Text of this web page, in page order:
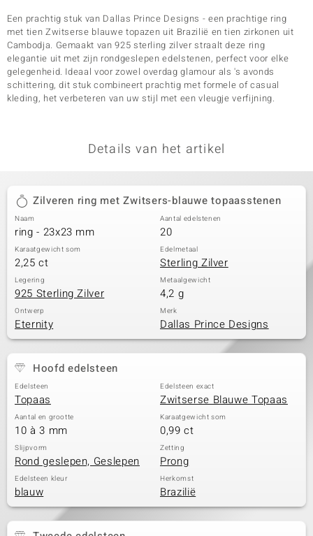
Een prachtig stuk van Dallas Prince Designs - een prachtige ring
met tien Zwitserse blauwe topazen uit Brazilië en tien zirkonen uit
Cambodja. Gemaakt van 925 sterling zilver straalt deze ring
elegantie uit met zijn rondgeslepen edelstenen, perfect voor elke
gelegenheid. Ideaal voor zowel overdag glamour als 's avonds
schittering, dit stuk combineert prachtig met formele of casual
kleding, het verbeteren van uw stijl met een vleugje verfijning.
Details van het artikel
Zilveren ring met Zwitsers-blauwe topaasstenen
Naam
ring - 23x23 mm
Aantal edelstenen
20
Karaatgewicht som
2,25 ct
Edelmetaal
Sterling Zilver
Legering
925 Sterling Zilver
Metaalgewicht
4,2 g
Ontwerp
Eternity
Merk
Dallas Prince Designs
Hoofd edelsteen
Edelsteen
Topaas
Edelsteen exact
Zwitserse Blauwe Topaas
Aantal en grootte
10 à 3 mm
Karaatgewicht som
0,99 ct
Slijpvorm
Rond geslepen, Geslepen
Zetting
Prong
Edelsteen kleur
blauw
Herkomst
Brazilië